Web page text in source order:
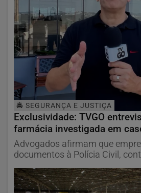
🚔 SEGURANÇA E JUSTIÇA
Exclusividade: TVGO
farmácia investigada em
Advogados afirmam que
documentos à Polícia Civil,